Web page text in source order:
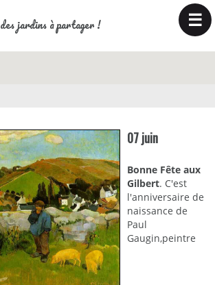
des jardins à partager ! ☰
07 juin
Bonne Fête aux
Gilbert. C'est
l'anniversaire de
naissance de
Paul
Gaugin,peintre